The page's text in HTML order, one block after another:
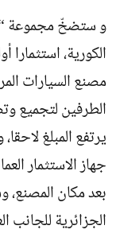
و ستضخّ مجموعة
مصنع السيارات
الطرفين لتجميع
يرتفع المبلغ
جهاز الاستثمار
بعد مكان المصنع،
الجزائرية للجانب